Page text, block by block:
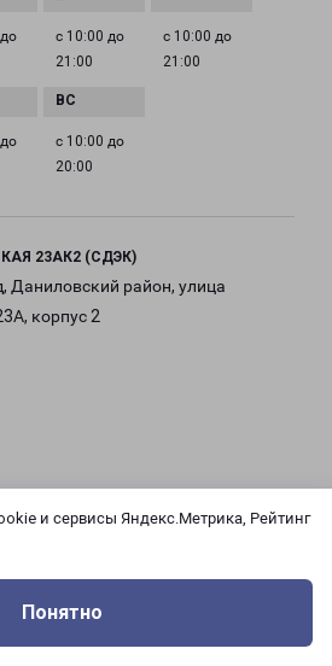
и сервисы Яндекс.Метрика, Рейтинг
Понятно
с 10:00 до
21:00
с 10:00 до
21:00
с 10:00 до
20:00
23АК2 (СДЭК)
Даниловский район, улица
корпус 2